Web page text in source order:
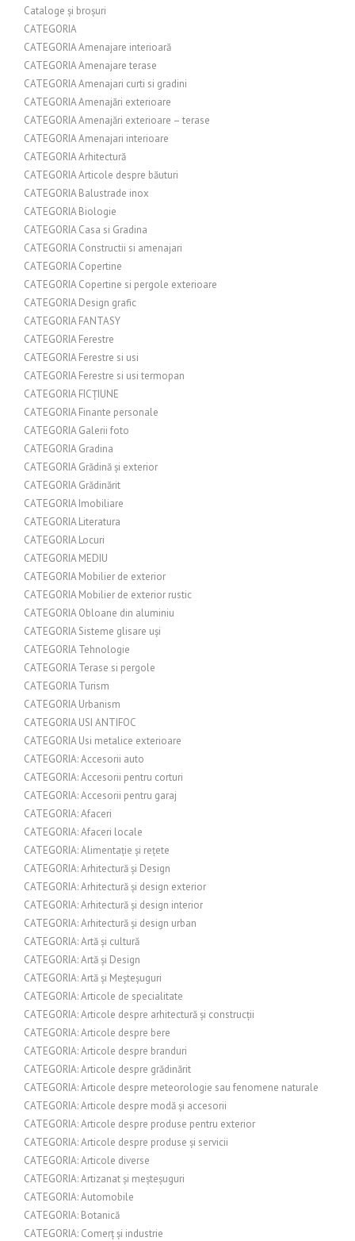
Cataloge și broșuri
CATEGORIA
CATEGORIA Amenajare interioară
CATEGORIA Amenajare terase
CATEGORIA Amenajari curti si gradini
CATEGORIA Amenajări exterioare
CATEGORIA Amenajări exterioare – terase
CATEGORIA Amenajari interioare
CATEGORIA Arhitectură
CATEGORIA Articole despre băuturi
CATEGORIA Balustrade inox
CATEGORIA Biologie
CATEGORIA Casa si Gradina
CATEGORIA Constructii si amenajari
CATEGORIA Copertine
CATEGORIA Copertine si pergole exterioare
CATEGORIA Design grafic
CATEGORIA FANTASY
CATEGORIA Ferestre
CATEGORIA Ferestre si usi
CATEGORIA Ferestre si usi termopan
CATEGORIA FICȚIUNE
CATEGORIA Finante personale
CATEGORIA Galerii foto
CATEGORIA Gradina
CATEGORIA Grădină și exterior
CATEGORIA Grădinărit
CATEGORIA Imobiliare
CATEGORIA Literatura
CATEGORIA Locuri
CATEGORIA MEDIU
CATEGORIA Mobilier de exterior
CATEGORIA Mobilier de exterior rustic
CATEGORIA Obloane din aluminiu
CATEGORIA Sisteme glisare uși
CATEGORIA Tehnologie
CATEGORIA Terase si pergole
CATEGORIA Turism
CATEGORIA Urbanism
CATEGORIA USI ANTIFOC
CATEGORIA Usi metalice exterioare
CATEGORIA: Accesorii auto
CATEGORIA: Accesorii pentru corturi
CATEGORIA: Accesorii pentru garaj
CATEGORIA: Afaceri
CATEGORIA: Afaceri locale
CATEGORIA: Alimentație și rețete
CATEGORIA: Arhitectură și Design
CATEGORIA: Arhitectură și design exterior
CATEGORIA: Arhitectură și design interior
CATEGORIA: Arhitectură și design urban
CATEGORIA: Artă și cultură
CATEGORIA: Artă și Design
CATEGORIA: Artă și Meșteșuguri
CATEGORIA: Articole de specialitate
CATEGORIA: Articole despre arhitectură și construcții
CATEGORIA: Articole despre bere
CATEGORIA: Articole despre branduri
CATEGORIA: Articole despre grădinărit
CATEGORIA: Articole despre meteorologie sau fenomene naturale
CATEGORIA: Articole despre modă și accesorii
CATEGORIA: Articole despre produse pentru exterior
CATEGORIA: Articole despre produse și servicii
CATEGORIA: Articole diverse
CATEGORIA: Artizanat și meșteșuguri
CATEGORIA: Automobile
CATEGORIA: Botanică
CATEGORIA: Comerț și industrie